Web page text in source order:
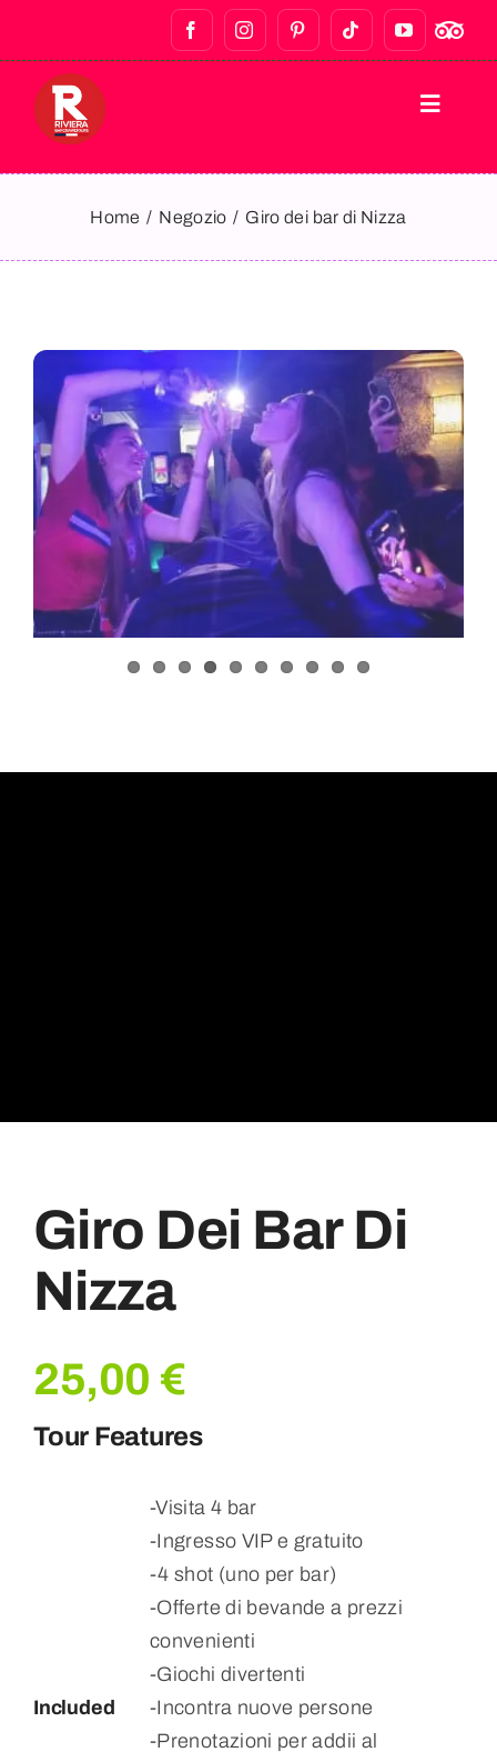
TOUR A PIEDI
TOUR ENOGASTRONOMICI
TOUR PRIVATI
ESPERIENZE IN ACQUA
FAQ
CHI SIAMO
Home Negozio Giro dei bar di Nizza
Giro Dei Bar Di
Nizza
25,00 €
Tour Features
Included
-Visita 4 bar
-Ingresso VIP e gratuito
-4 shot (uno per bar)
-Offerte di bevande a prezzi
convenienti
-Giochi divertenti
-Incontra nuove persone
-Prenotazioni per addii al